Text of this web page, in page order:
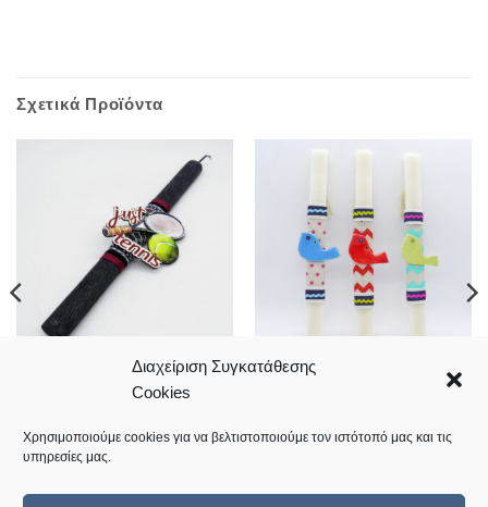
Διαχείριση Συγκατάθεσης
Cookies
Χρησιμοποιούμε cookies για να βελτιστοποιούμε τον ιστότοπό μας και τις
υπηρεσίες μας.
Σχετικά Προϊόντα
Πασχαλινή λαμπάδα Just
Κωδικός: 2024-L35
Πασχαλινή λαμπάδα με
11,00€